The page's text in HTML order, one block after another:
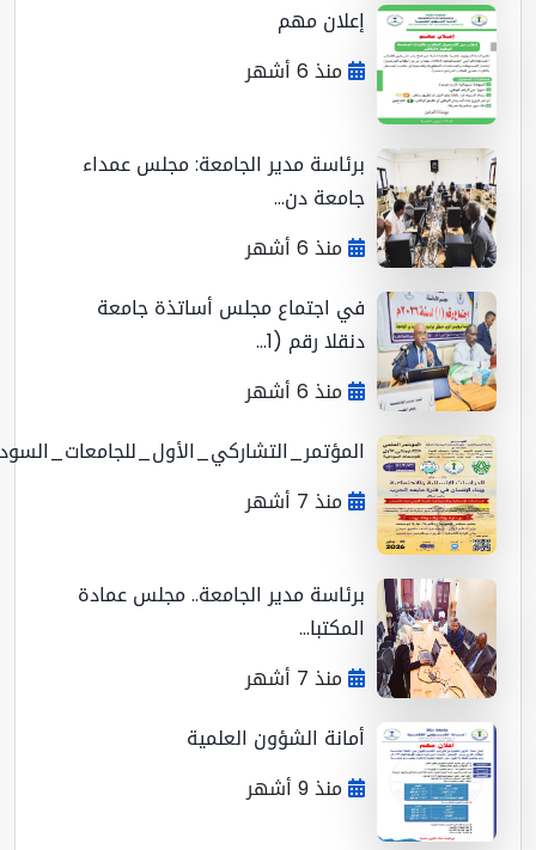
إعلان مهم
منذ 6 أشهر
برئاسة مدير الجامعة: مجلس عمداء
جامعة دن...
منذ 6 أشهر
في اجتماع مجلس أساتذة جامعة
دنقلا رقم (1...
منذ 6 أشهر
المؤتمر_التشاركي_الأول_للجامعات_السوداني...
منذ 7 أشهر
برئاسة مدير الجامعة.. مجلس عمادة
المكتبا...
منذ 7 أشهر
أمانة الشؤون العلمية
منذ 9 أشهر